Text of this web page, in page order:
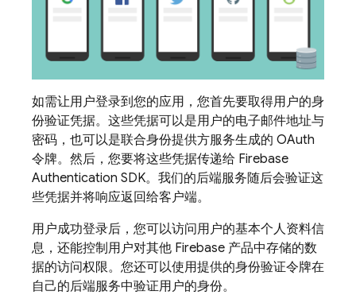
如需让用户登录到您的应用，您首先要取得用户的身
份验证凭据。这些凭据可以是用户的电子邮件地址与
密码，也可以是联合身份提供方服务生成的 OAuth
令牌。然后，您要将这些凭据传递给 Firebase
Authentication SDK。我们的后端服务随后会验证这
些凭据并将响应返回给客户端。
用户成功登录后，您可以访问用户的基本个人资料信
息，还能控制用户对其他 Firebase 产品中存储的数
据的访问权限。您还可以使用提供的身份验证令牌在
自己的后端服务中验证用户的身份。